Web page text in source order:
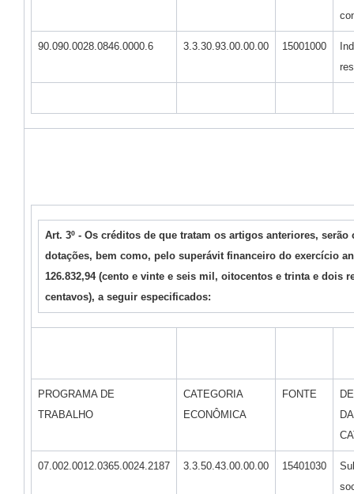
90.090.0028.0846.0000.6 3.3.30.93.00.00.00 15001000
Art. 3º - Os créditos de que tratam os artigos anteriores, serão
dotações, bem como, pelo superávit financeiro do exercício
126.832,94 (cento e vinte e seis mil, oitocentos e trinta e dois
centavos), a seguir especificados:
PROGRAMA DE
TRABALHO
CATEGORIA
ECONÔMICA
FONTE
DA
07.002.0012.0365.0024.2187 3.3.50.43.00.00.00 15401030